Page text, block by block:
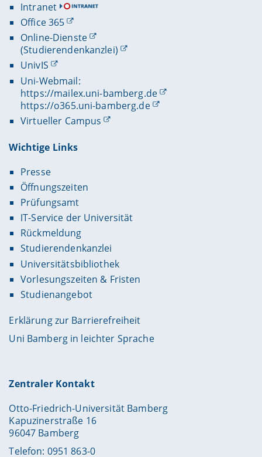
Intranet
Office 365
Online-Dienste
(Studierendenkanzlei)
UnivIS
Uni-Webmail:
https://mailex.uni-bamberg.de
https://o365.uni-bamberg.de
Virtueller Campus
Wichtige Links
Presse
Öffnungszeiten
Prüfungsamt
IT-Service der Universität
Rückmeldung
Studierendenkanzlei
Universitätsbibliothek
Vorlesungszeiten & Fristen
Studienangebot
Erklärung zur Barrierefreiheit
Uni Bamberg in leichter Sprache
Zentraler Kontakt
Otto-Friedrich-Universität Bamberg
Kapuzinerstraße 16
96047 Bamberg
Telefon: 0951 863-0